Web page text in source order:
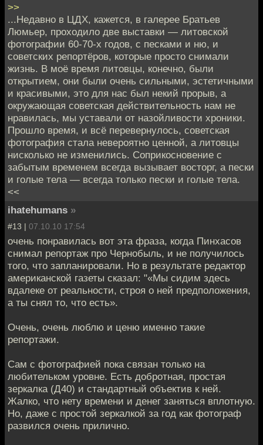
>>
...Недавно в ЦДХ, кажется, в галерее Братьев
Люмьер, проходило две выставки — литовской
фотографии 60-70-х годов, с песками и ню, и
советских репортёров, которые просто снимали
жизнь. В моё время литовцы, конечно, были
открытием, они были очень сильными, эстетичными
и красивыми, это для нас был некий прорыв, а
окружающая советская действительность нам не
нравилась, мы уставали от назойливости хроники.
Прошло время, и всё перевернулось, советская
фотография стала невероятно ценной, а литовцы
нисколько не изменились. Соприкосновение с
забытым временем всегда вызывает восторг, а пески
и голые тела — всегда только пески и голые тела.
<<
ihatehumans »
#13 | 07.10.10 17:54
очень понравилась вот эта фраза, когда Пинхасов
снимал репортаж про Чернобыль, и не получилось
того, что запланировали. Но в результате редактор
американской газеты сказал: "«Мы сидим здесь
вдалеке от реальности, строя о ней предположения,
а ты снял то, что есть».
Очень, очень люблю и ценю именно такие
репортажи.
Сам с фотографией пока связан только на
любительком уровне. Есть добротная, простая
зеркалка (Д40) и стандартный объектив к ней.
Жалко, что нету времени и денег заняться вплотную.
Но, даже с простой зеркалкой за год как фотограф
развился очень прилично.